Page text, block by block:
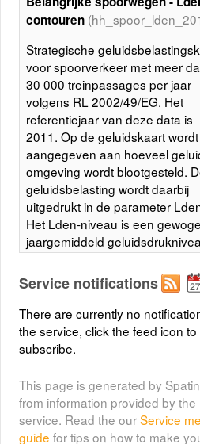
contouren
Strategische
voor spoorverkeer met meer
30 000 treinpassages per jaar
volgens RL 2002/49/EG. Het
referentiejaar van deze data is
2011. Op de geluidskaart wordt
aangegeven aan hoeveel
omgeving wordt blootgesteld.
geluidsbelasting wordt daarbij
uitgedrukt in de parameter
Het Lden-niveau is een
jaargemiddeld
over het etmaal waarbij de
en nachtniveaus relatief gezien
zwaarder doorwegen, wat
overeenkomt met de
dat geluidsoverlast 's avonds en
nachts doorgaans als hinderlijker
onderzoek blijkt dan ook dat
Lden een relatief goede
is van de mate waarin
omwonenden hinder kunnen
Service notifications
There are currently no
the service, click the feed icon to
subscribe.
This page is generated by
from information provided by the
service. Read the ourService
guide for tips on how to make